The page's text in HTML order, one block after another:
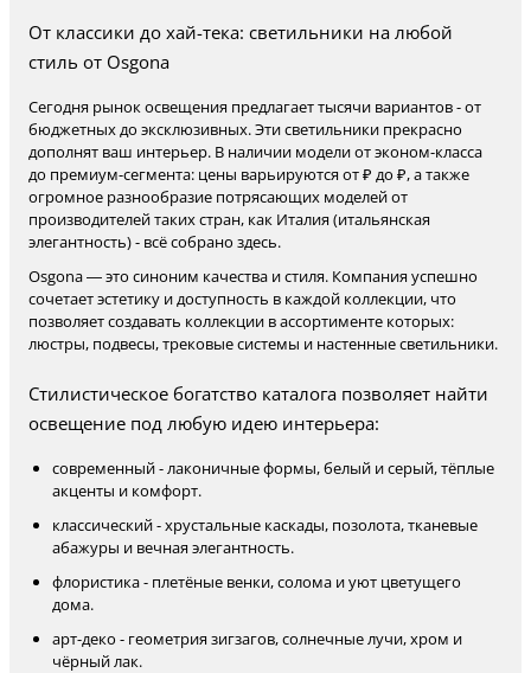
От классики до хай-тека: светильники на любой
стиль от Osgona
Сегодня рынок освещения предлагает тысячи вариантов - от
бюджетных до эксклюзивных. Эти светильники прекрасно
дополнят ваш интерьер. В наличии модели от эконом-класса
до премиум-сегмента: цены варьируются от ₽ до ₽, а также
огромное разнообразие потрясающих моделей от
производителей таких стран, как Италия (итальянская
элегантность) - всё собрано здесь.
Osgona — это синоним качества и стиля. Компания успешно
сочетает эстетику и доступность в каждой коллекции, что
позволяет создавать коллекции в ассортименте которых:
люстры, подвесы, трековые системы и настенные светильники.
Стилистическое богатство каталога позволяет найти
освещение под любую идею интерьера:
современный - лаконичные формы, белый и серый, тёплые
акценты и комфорт.
классический - хрустальные каскады, позолота, тканевые
абажуры и вечная элегантность.
флористика - плетёные венки, солома и уют цветущего
дома.
арт-деко - геометрия зигзагов, солнечные лучи, хром и
чёрный лак.